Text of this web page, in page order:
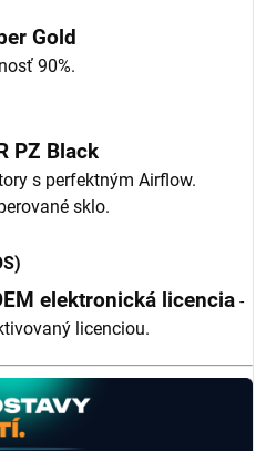
Gold
90%.
PZ Black
s perfektným Airflow.
sklo.
elektronická licencia -
licenciou.